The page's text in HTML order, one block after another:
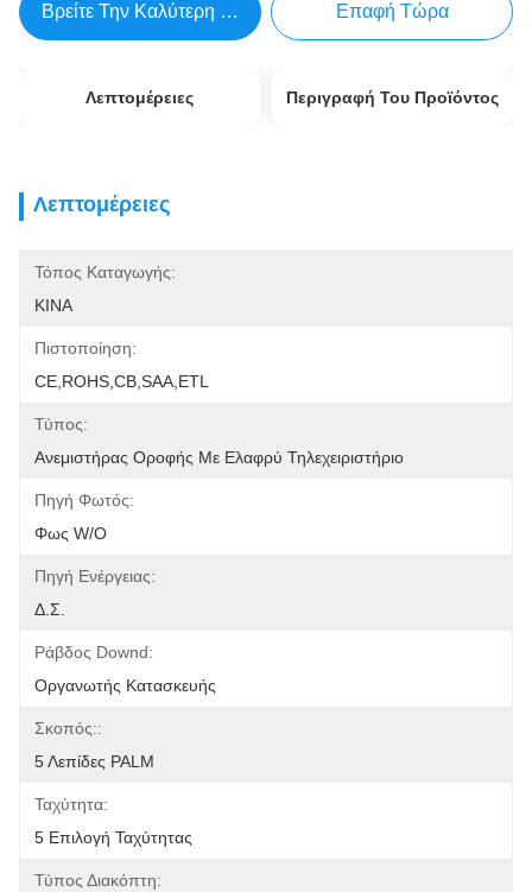
Βρείτε Την Καλύτερη Τιμή Επαφή Τώρα
Λεπτομέρειες Περιγραφή Του Προϊόντος
Λεπτομέρειες
Τόπος Καταγωγής:
ΚΙΝΑ
Πιστοποίηση:
CE,ROHS,CB,SAA,ETL
Τύπος:
Ανεμιστήρας Οροφής Με Ελαφρύ Τηλεχειριστήριο
Πηγή Φωτός:
Φως W/O
Πηγή Ενέργειας:
Δ.Σ.
Ράβδος Downd:
Οργανωτής Κατασκευής
Σκοπός::
5 Λεπίδες PALM
Ταχύτητα:
5 Επιλογή Ταχύτητας
Τύπος Διακόπτη: